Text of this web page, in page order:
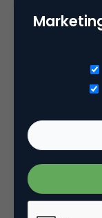
Prima stuk.
voor de
terugkomen
door ons